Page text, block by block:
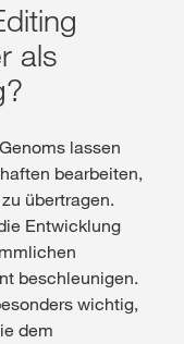
als
lassen
bearbeiten,
übertragen.
Entwicklung
beschleunigen.
wichtig,
dem